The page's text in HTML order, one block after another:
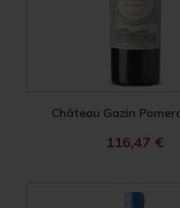
Château Gazin
116,47 €